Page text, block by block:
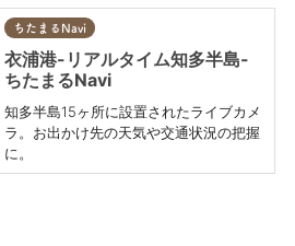
ちたまるNavi
衣浦港-リアルタイム知多半島-
ちたまるNavi
知多半島15ヶ所に設置されたライブカメ
ラ。お出かけ先の天気や交通状況の把握
に。